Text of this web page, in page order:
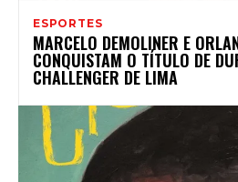
ESPORTES
MARCELO DEMOLINER E
CONQUISTAM O TÍTULO DE
CHALLENGER DE LIMA